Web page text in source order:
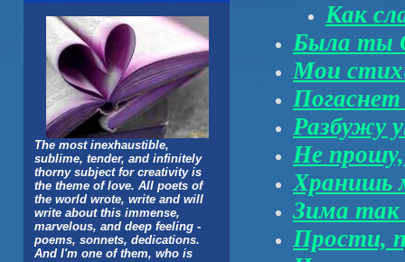
The most inexhaustible,
sublime, tender, and infinitely
thorny subject for creativity is
the theme of love. All poets of
the world wrote, write and will
write about this immense,
marvelous, and deep feeling -
poems, sonnets, dedications.
And I'm one of them, who is
Как
Была ты
Мои
Погаснет
Разбужу
Не
Хранишь
Зима так
Прости,